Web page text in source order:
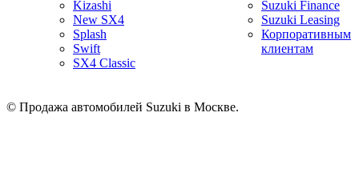
Kizashi
New SX4
Splash
Swift
SX4 Classic
Suzuki Finance
Suzuki Leasing
Корпоративным
клиентам
© Продажа автомобилей Suzuki в Москве.